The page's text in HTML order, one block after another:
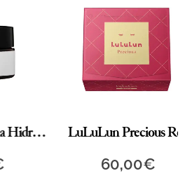
RUHAKU Crema Hidratante LuLuLun Precious Red
60,00€